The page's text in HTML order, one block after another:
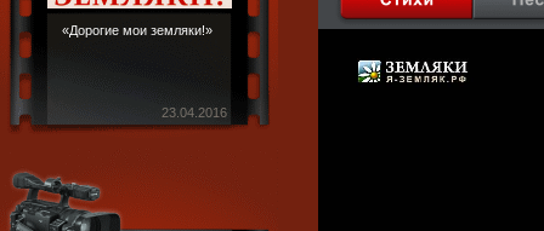
«Дорогие мои земляки!»
23.04.2016